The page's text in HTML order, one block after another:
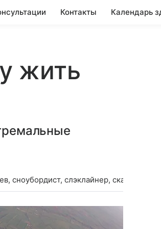
Контакты Календарь
жить
сноубордист, слэклайнер, скалолаз,